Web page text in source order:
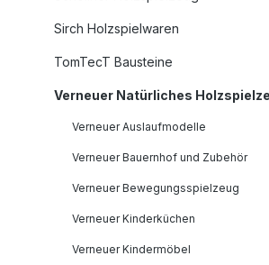
Sirch Holzspielwaren
TomTecT Bausteine
Verneuer Natürliches
Verneuer Auslaufmodelle
Verneuer Bauernhof und Zubehör
Verneuer Bewegungsspielzeug
Verneuer Kinderküchen
Verneuer Kindermöbel